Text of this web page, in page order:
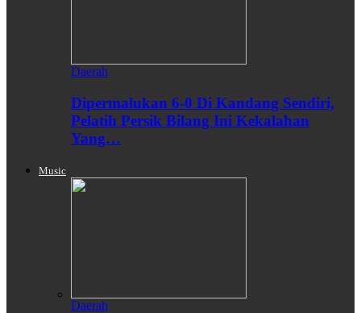
Daerah
Dipermalukan 6-0 Di Kandang Sendiri,
Pelatih Persik Bilang Ini Kekalahan
Yang…
Music
Daerah